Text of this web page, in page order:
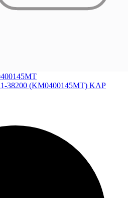
38200 (KM0400145MT) KAP